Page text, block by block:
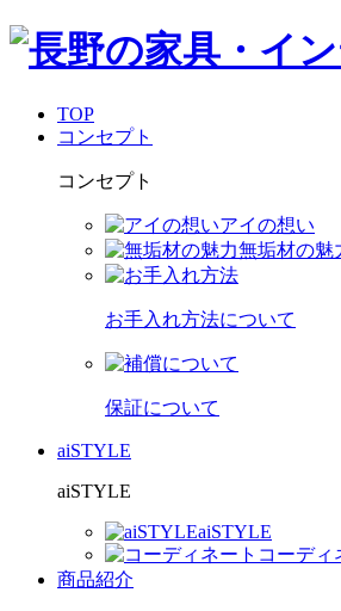
TOP
コンセプト
コンセプト
アイの想い
無垢材の魅
お手入れ方法について
保証について
aiSTYLE
aiSTYLE
aiSTYLE
コーディ
商品紹介